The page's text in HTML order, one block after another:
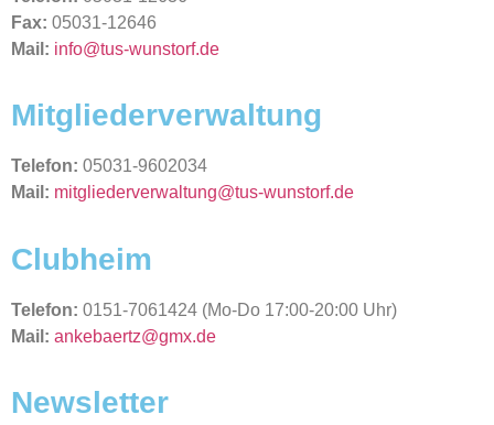
Fax: 05031-12646
Mail: info@tus-wunstorf.de
Mitgliederverwaltung
Telefon: 05031-9602034
Mail: mitgliederverwaltung@tus-wunstorf.de
Clubheim
Telefon: 0151-7061424 (Mo-Do 17:00-20:00 Uhr)
Mail: ankebaertz@gmx.de
Newsletter